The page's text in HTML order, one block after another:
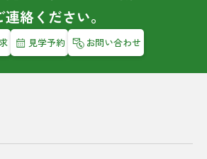
連絡ください。
見学予約 お問い合わせ